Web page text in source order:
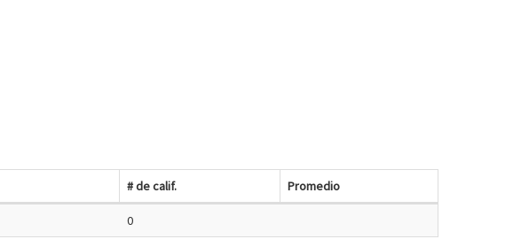
# de calif. Promedio
0